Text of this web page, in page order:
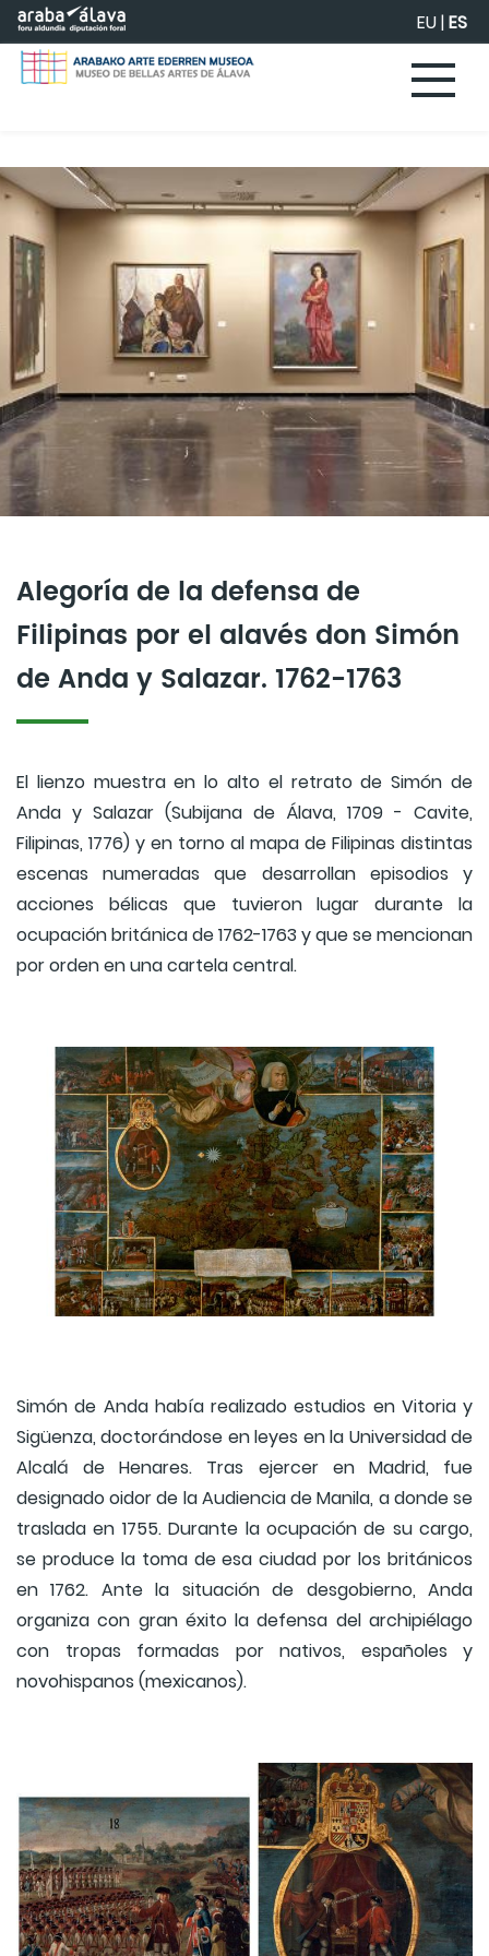
Saltar al contenido principal EU|ES
Alegoría de la defensa de
Filipinas por el alavés don Simón
de Anda y Salazar. 1762-1763
El lienzo muestra en lo alto el retrato de Simón de
Anda y Salazar (Subijana de Álava, 1709 - Cavite,
Filipinas, 1776) y en torno al mapa de Filipinas distintas
escenas numeradas que desarrollan episodios y
acciones bélicas que tuvieron lugar durante la
ocupación británica de 1762-1763 y que se mencionan
por orden en una cartela central.
Simón de Anda había realizado estudios en Vitoria y
Sigüenza, doctorándose en leyes en la Universidad de
Alcalá de Henares. Tras ejercer en Madrid, fue
designado oidor de la Audiencia de Manila, a donde se
traslada en 1755. Durante la ocupación de su cargo,
se produce la toma de esa ciudad por los británicos
en 1762. Ante la situación de desgobierno, Anda
organiza con gran éxito la defensa del archipiélago
con tropas formadas por nativos, españoles y
novohispanos (mexicanos).